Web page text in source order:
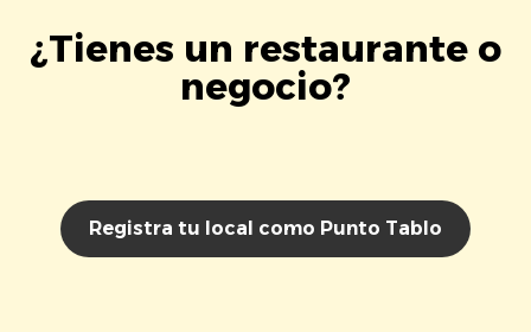
¿Tienes un restaurante o
negocio?
Registra tu local como Punto Tablo